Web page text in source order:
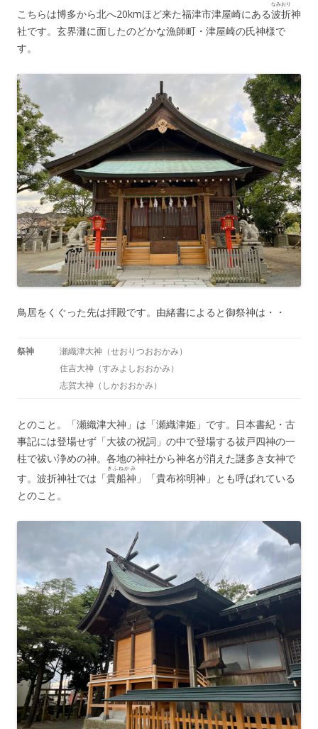
こちらは博多から北へ20kmほど来た福津市津屋崎にある波折
なみおり
神
社です。玄界灘に面したのどかな漁師町・津屋崎の氏神様で
す。
鳥居をくぐった先は拝殿です。由緒書によると御祭神は・・
祭神
瀬織津大神（せおりつおおかみ）
住吉大神（すみよしおおかみ）
志賀大神（しかおおかみ）
とのこと。「瀬織津大神」は「瀬織津姫」です。日本書紀・古
事記には登場せず「大祓の祝詞」の中で登場する祓戸四神の一
柱で祓い浄めの神。各地の神社から神名が消えた謎多き女神で
す。波折神社では「貴船神
きふねかみ
」「貴布祢明神」とも呼ばれている
とのこと。